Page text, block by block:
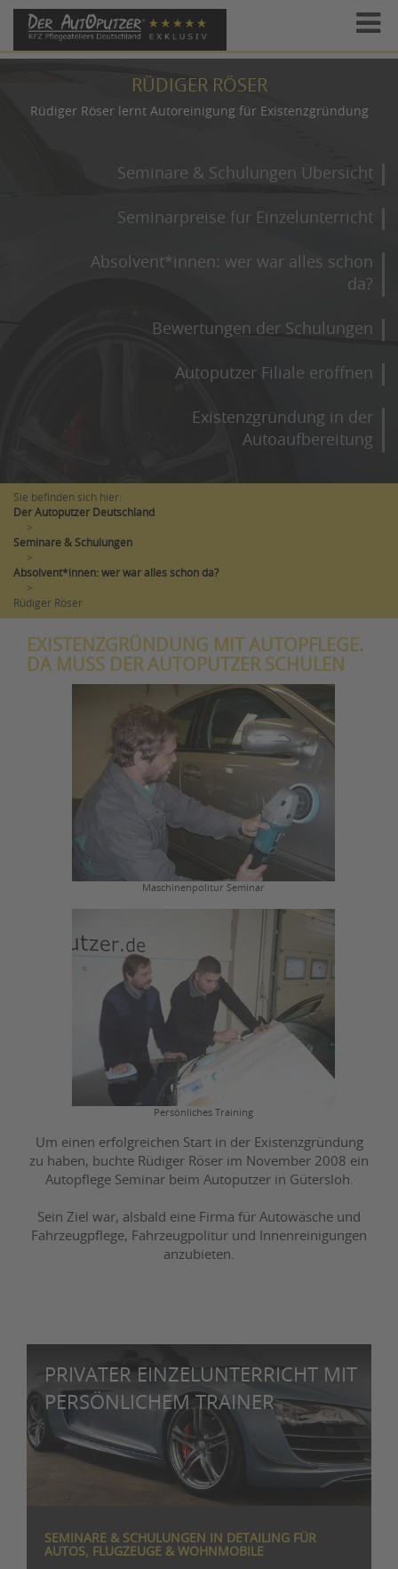
RÜDIGER RÖSER
Rüdiger Röser lernt Autoreinigung für Existenzgründung
Seminare & Schulungen Übersicht
Seminarpreise für Einzelunterricht
Absolvent*innen: wer war alles schon
da?
Bewertungen der Schulungen
Autoputzer Filiale eröffnen
Existenzgründung in der
Autoaufbereitung
Sie befinden sich hier:
Der Autoputzer Deutschland
>
Seminare & Schulungen
>
Absolvent*innen: wer war alles schon da?
>
Rüdiger Röser
EXISTENZGRÜNDUNG MIT AUTOPFLEGE.
DA MUSS DER AUTOPUTZER SCHULEN
Maschinenpolitur Seminar
Persönliches Training
Um einen erfolgreichen Start in der Existenzgründung
zu haben, buchte Rüdiger Röser im November 2008 ein
Autopflege Seminar beim Autoputzer in Gütersloh.
Sein Ziel war, alsbald eine Firma für Autowäsche und
Fahrzeugpflege, Fahrzeugpolitur und Innenreinigungen
anzubieten.
PRIVATER EINZELUNTERRICHT MIT
PERSÖNLICHEM TRAINER
SEMINARE & SCHULUNGEN IN DETAILING FÜR
AUTOS, FLUGZEUGE & WOHNMOBILE